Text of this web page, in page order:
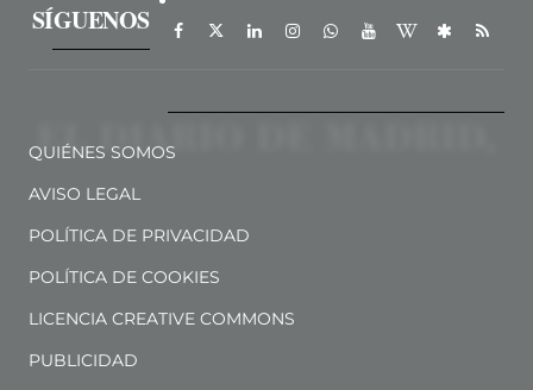
SÍGUENOS
QUIÉNES SOMOS
AVISO LEGAL
POLÍTICA DE PRIVACIDAD
POLÍTICA DE COOKIES
LICENCIA CREATIVE COMMONS
PUBLICIDAD